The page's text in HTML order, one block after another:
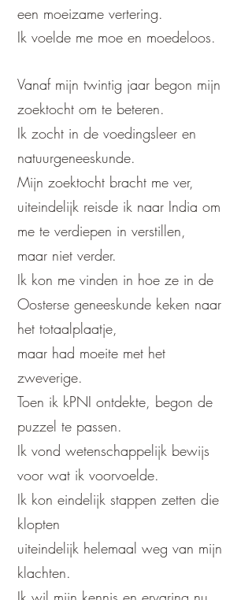
een moeizame vertering.
Ik voelde me moe en moedeloos.
Vanaf mijn twintig jaar begon mijn
zoektocht om te beteren.
Ik zocht in de voedingsleer en
natuurgeneeskunde.
Mijn zoektocht bracht me ver,
uiteindelijk reisde ik naar India om
me te verdiepen in verstillen,
maar niet verder.
Ik kon me vinden in hoe ze in de
Oosterse geneeskunde keken naar
het totaalplaatje,
maar had moeite met het
zweverige.
Toen ik kPNI ontdekte, begon de
puzzel te passen.
Ik vond wetenschappelijk bewijs
voor wat ik voorvoelde.
Ik kon eindelijk stappen zetten die
klopten
uiteindelijk helemaal weg van mijn
klachten.